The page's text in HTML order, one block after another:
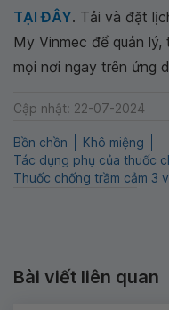
TẠI ĐÂY. Tải và đặt
My Vinmec để quản
mọi nơi ngay trên ứng
Cập nhật: 22-07-2024
Bồn chồn
Khô miệng
Tác dụng phụ của thuốc
Thuốc chống trầm cảm 3
Bài viết liên quan